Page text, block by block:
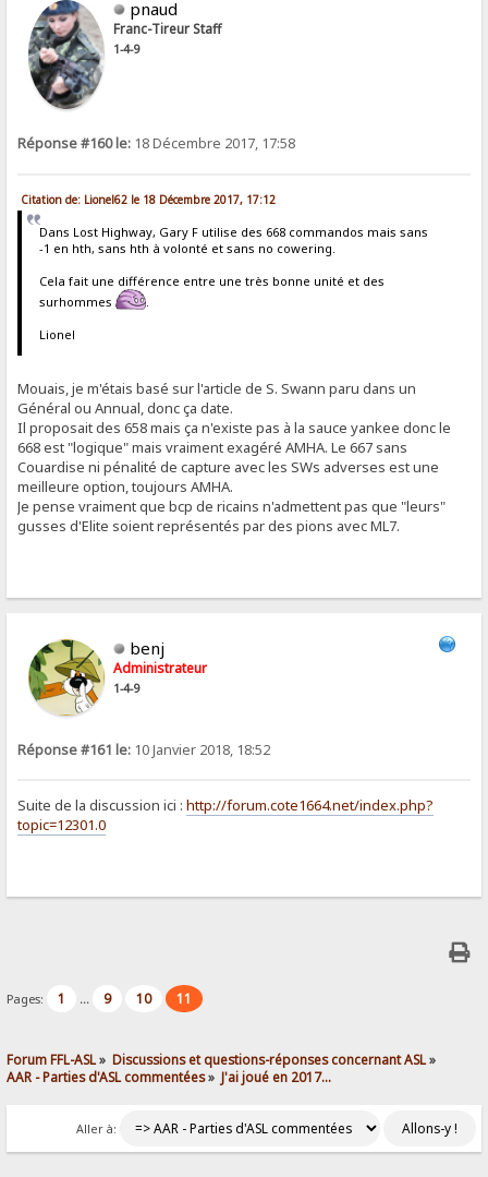
pnaud
Franc-Tireur Staff
1-4-9
Réponse #160 le: 18 Décembre 2017, 17:58
Citation de: Lionel62 le 18 Décembre 2017, 17:12
Dans Lost Highway, Gary F utilise des 668 commandos mais sans
-1 en hth, sans hth à volonté et sans no cowering.
Cela fait une différence entre une très bonne unité et des
surhommes
.
Lionel
Mouais, je m'étais basé sur l'article de S. Swann paru dans un
Général ou Annual, donc ça date.
Il proposait des 658 mais ça n'existe pas à la sauce yankee donc le
668 est "logique" mais vraiment exagéré AMHA. Le 667 sans
Couardise ni pénalité de capture avec les SWs adverses est une
meilleure option, toujours AMHA.
Je pense vraiment que bcp de ricains n'admettent pas que "leurs"
gusses d'Elite soient représentés par des pions avec ML7.
benj
Administrateur
1-4-9
Réponse #161 le: 10 Janvier 2018, 18:52
Suite de la discussion ici :http://forum.cote1664.net/index.php?
topic=12301.0
Pages: 1 ... 9 10 11
Forum FFL-ASL» Discussions et questions-réponses concernant ASL»
AAR - Parties d'ASL commentées» J'ai joué en 2017...
Aller à: